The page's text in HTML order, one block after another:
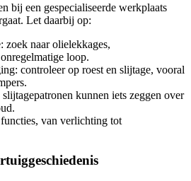
bij een gespecialiseerde werkplaats
Let daarbij op:
zoek naar olielekkages,
loop.
controleer op roest en slijtage, vooral
kunnen iets zeggen over
van verlichting tot